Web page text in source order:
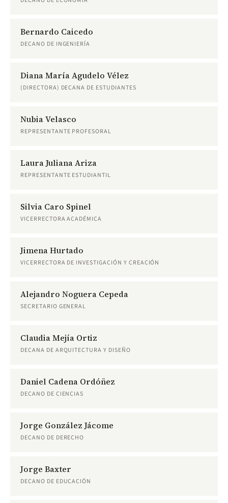
Bernardo Caicedo
DECANO DE INGENIERÍA
Diana María Agudelo Vélez
(DIRECTORA) DECANA DE ESTUDIANTES
Nubia Velasco
REPRESENTANTE PROFESORAL
Laura Juliana Ariza
REPRESENTANTE ESTUDIANTIL
Silvia Caro Spinel
VICERRECTORA ACADÉMICA
Jimena Hurtado
VICERRECTORA DE INVESTIGACIÓN Y CREACIÓN
Alejandro Noguera Cepeda
SECRETARIO GENERAL
Claudia Mejía Ortiz
DECANA DE ARQUITECTURA Y DISEÑO
Daniel Cadena Ordóñez
DECANO DE CIENCIAS
Jorge González Jácome
DECANO DE DERECHO
Jorge Baxter
DECANO DE EDUCACIÓN